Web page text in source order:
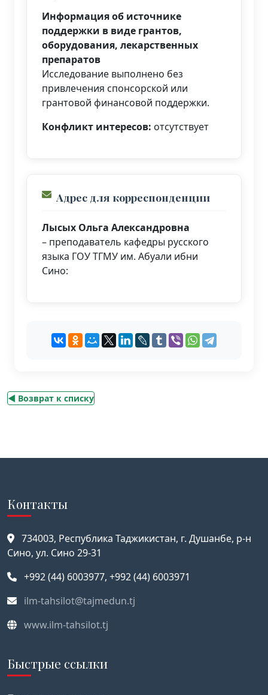
Информация об источнике
поддержки в виде грантов,
оборудования, лекарственных
препаратов
Исследование выполнено без
привлечения спонсорской или
грантовой финансовой поддержки.
Конфликт интересов: отсутствует
Адрес для корреспонденции
Лысых Ольга Александровна
– преподаватель кафедры русского
языка ГОУ ТГМУ им. Абуали ибни
Сино:
◄ Возврат к списку
Контакты
734003, Республика Таджикистан, г. Душанбе, р-н
Сино, ул. Сино 29-31
+992 (44) 6003977, +992 (44) 6003971
ilm-tahsilot@tajmedun.tj
www.ilm-tahsilot.tj
Быстрые ссылки